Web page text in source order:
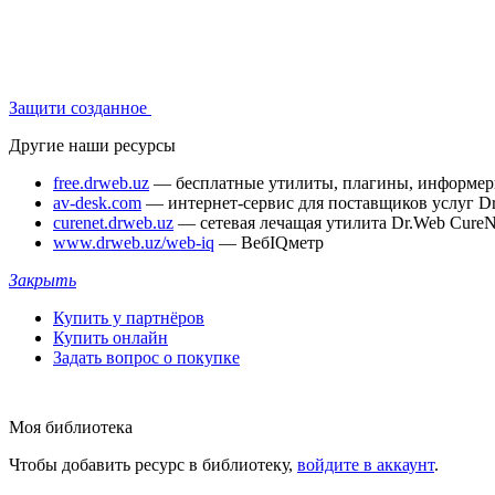
Защити созданное
Другие наши ресурсы
free.drweb.uz — бесплатные утилиты, плагины,
av-desk.com — интернет-сервис для поставщиков услуг
curenet.drweb.uz — сетевая лечащая утилита Dr.Web
www.drweb.uz/web-iq — ВебIQметр
Закрыть
Купить у партнёров
Купить онлайн
Задать вопрос о покупке
Моя библиотека
Чтобы добавить ресурс в библиотеку, войдите в аккаунт.